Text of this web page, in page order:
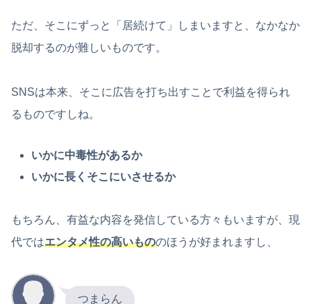
ただ、そこにずっと「居続けて」しまいますと、なかなか
脱却するのが難しいものです。
SNSは本来、そこに広告を打ち出すことで利益を得られ
るものですしね。
いかに中毒性があるか
いかに長くそこにいさせるか
もちろん、有益な内容を発信している方々もいますが、現
代ではエンタメ性の高いもののほうが好まれますし、
つまらん